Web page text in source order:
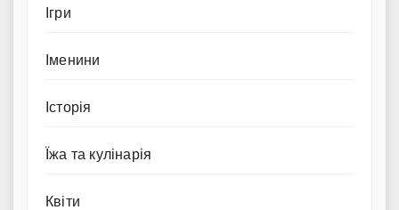
Ігри
Іменини
Історія
Їжа та кулінарія
Квіти